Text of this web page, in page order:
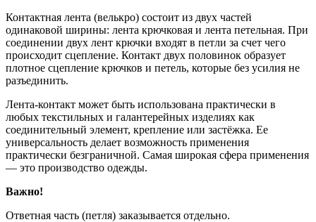
Контактная лента (велькро) состоит из двух частей
одинаковой ширины: лента крючковая и лента петельная. При
соединении двух лент крючки входят в петли за счет чего
происходит сцепление. Контакт двух половинок образует
плотное сцепление крючков и петель, которые без усилия не
разъединить.
Лента-контакт может быть использована практически в
любых текстильных и галантерейных изделиях как
соединительный элемент, крепление или застёжка. Ее
универсальность делает возможность применения
практически безграничной. Самая широкая сфера применения
— это производство одежды.
Важно!
Ответная часть (петля) заказывается отдельно.